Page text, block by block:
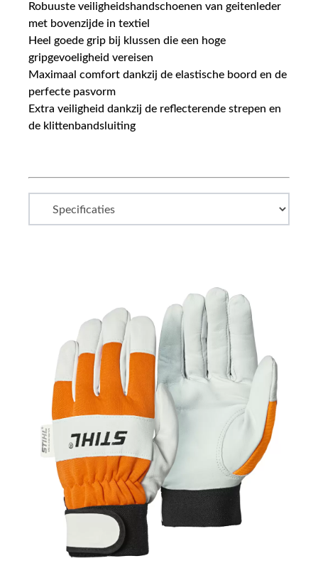
Robuuste veiligheidshandschoenen van geitenleder
met bovenzijde in textiel
Heel goede grip bij klussen die een hoge
gripgevoeligheid vereisen
Maximaal comfort dankzij de elastische boord en de
perfecte pasvorm
Extra veiligheid dankzij de reflecterende strepen en
de klittenbandsluiting